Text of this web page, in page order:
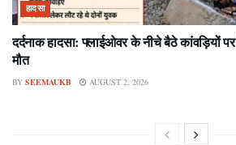
हादसा
दर्दनाक हादसा: फ्लाईओवर के नीचे बैठे कांवड़ियों पर
मौत
BY SEEMAUKB AUGUST 2, 2026